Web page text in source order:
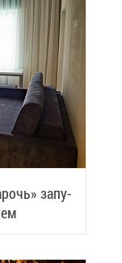
за­пу­